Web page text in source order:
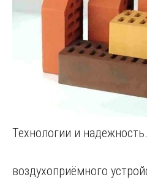
Технологии и надежность.
воздухоприёмного